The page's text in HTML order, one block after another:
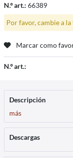
N.º art.: 66389
Por favor, cambie a
Marcar como
N.º art.:
Descripción
más
Descargas